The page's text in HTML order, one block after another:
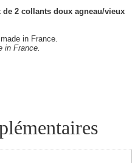
2 collants doux agneau/vieux
in France.
in France.